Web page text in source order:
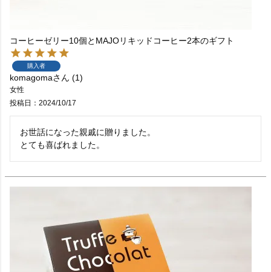
コーヒーゼリー10個とMAJOリキッドコーヒー2本のギフト
購入者
komagoma 1
女性
投稿日
2024/10/17
お世話になった親戚に贈りました。
とても喜ばれました。